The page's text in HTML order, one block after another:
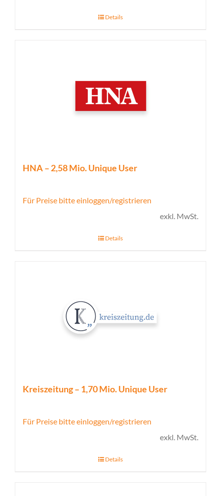
Details
HNA – 2,58 Mio. Unique User
Für Preise bitte einloggen/registrieren
exkl. MwSt.
Details
Kreiszeitung – 1,70 Mio. Unique User
Für Preise bitte einloggen/registrieren
exkl. MwSt.
Details